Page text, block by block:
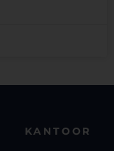
KANTOOR